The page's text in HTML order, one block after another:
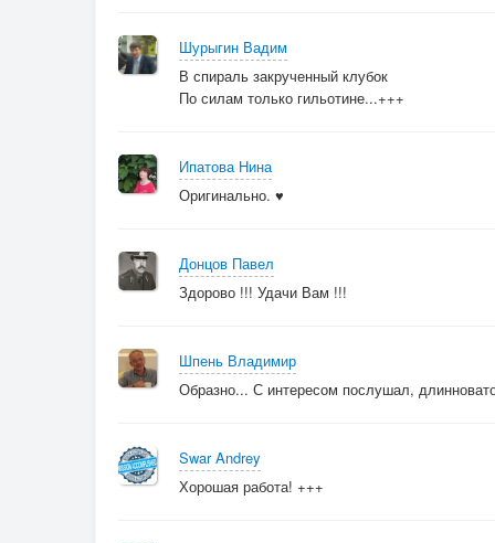
Пока хватает кислорода, пока хватает сил.
Шурыгин Вадим
В спираль закрученный клубок
По силам только гильотине...+++
Ипатова Нина
Оригинально. ♥
Донцов Павел
Здорово !!! Удачи Вам !!!
Шпень Владимир
Образно... С интересом послушал,
Swar Andrey
Хорошая работа! +++